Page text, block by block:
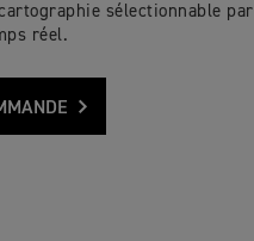
sélectionnable par
réel.